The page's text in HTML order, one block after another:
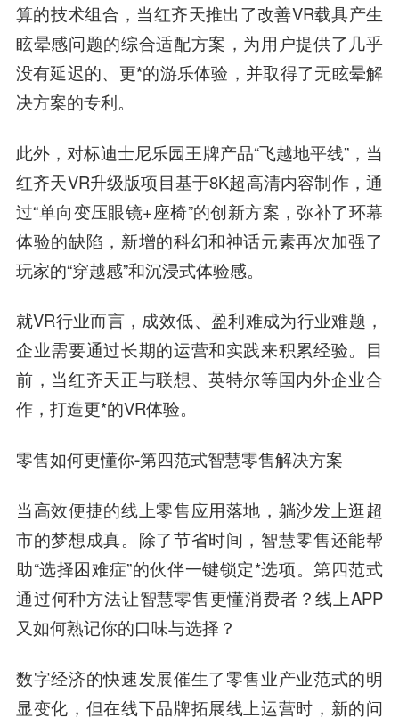
算的技术组合， 当红齐天推出了改善VR载具产生
眩晕感问题的综合适配方案， 为用户提供了几乎
没有延迟的、更*的游乐体验，并取得了无眩晕解
决方案的专利。
此外，对标迪士尼乐园王牌产品“飞越地平线”，当
红齐天VR升级版项目基于8K超高清内容制作，通
过“单向变压眼镜+座椅”的创新方案，弥补了环幕
体验的缺陷，新增的科幻和神话元素再次加强了
玩家的“穿越感”和沉浸式体验感。
就VR行业而言，成效低、盈利难成为行业难题，
企业需要通过长期的运营和实践来积累经验。目
前，当红齐天正与联想、英特尔等国内外企业合
作，打造更*的VR体验。
零售如何更懂你-第四范式智慧零售解决方案
当高效便捷的线上零售应用落地，躺沙发上逛超
市的梦想成真。除了节省时间，智慧零售还能帮
助“选择困难症”的伙伴一键锁定*选项。第四范式
通过何种方法让智慧零售更懂消费者？线上APP
又如何熟记你的口味与选择？
数字经济的快速发展催生了零售业产业范式的明
显变化，但在线下品牌拓展线上运营时，新的问